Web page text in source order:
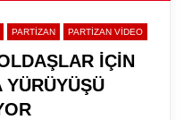
PARTİZAN PARTIZAN VIDEO
İÇİN
YÜRÜYÜŞÜ